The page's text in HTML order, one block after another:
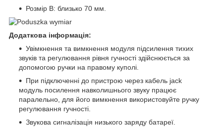
Розмір B: близько 70 мм.
Додаткова інформація:
Увімкнення та вимкнення модуля підсилення тихих
звуків та регулювання рівня гучності здійснюється за
допомогою ручки на правому куполі.
При підключенні до пристрою через кабель jack
модуль посилення навколишнього звуку працює
паралельно, для його вимкнення використовуйте ручку
регулювання гучності.
Звукова сигналізація низького заряду батареї.